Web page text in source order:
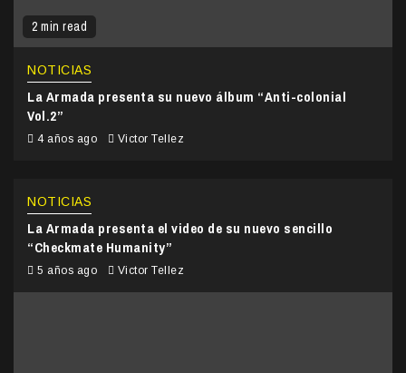
2 min read
NOTICIAS
La Armada presenta su nuevo álbum “Anti-colonial
Vol.2”
4 años ago Victor Tellez
NOTICIAS
La Armada presenta el video de su nuevo sencillo
“Checkmate Humanity”
5 años ago Victor Tellez